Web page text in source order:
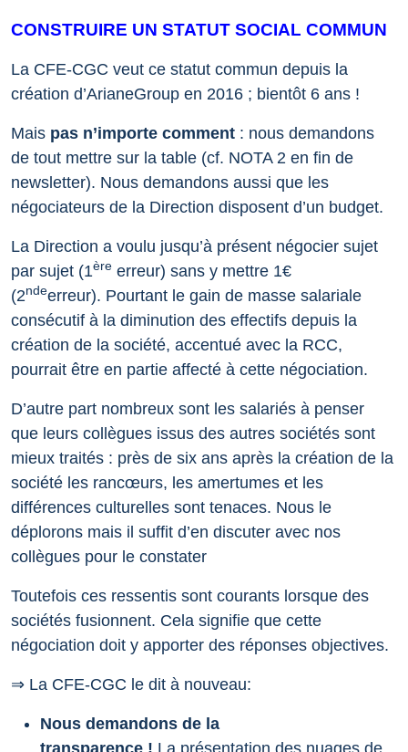
CONSTRUIRE UN STATUT SOCIAL COMMUN
La CFE-CGC veut ce statut commun depuis la
création d’ArianeGroup en 2016 ; bientôt 6 ans !
Mais pas n’importe comment : nous demandons
de tout mettre sur la table (cf. NOTA 2 en fin de
newsletter). Nous demandons aussi que les
négociateurs de la Direction disposent d’un budget.
La Direction a voulu jusqu’à présent négocier sujet
par sujet (1ère erreur) sans y mettre 1€
(2ndeerreur). Pourtant le gain de masse salariale
consécutif à la diminution des effectifs depuis la
création de la société, accentué avec la RCC,
pourrait être en partie affecté à cette négociation.
D’autre part nombreux sont les salariés à penser
que leurs collègues issus des autres sociétés sont
mieux traités : près de six ans après la création de la
société les rancœurs, les amertumes et les
différences culturelles sont tenaces. Nous le
déplorons mais il suffit d’en discuter avec nos
collègues pour le constater
Toutefois ces ressentis sont courants lorsque des
sociétés fusionnent. Cela signifie que cette
négociation doit y apporter des réponses objectives.
⇒ La CFE-CGC le dit à nouveau:
Nous demandons de la
transparence ! La présentation des nuages de